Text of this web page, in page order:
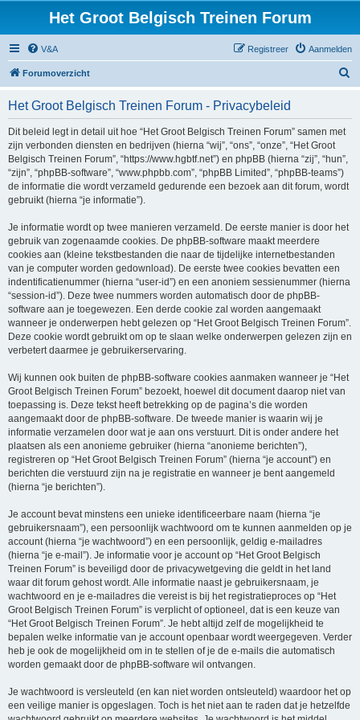
Het Groot Belgisch Treinen Forum
V&A Aanmelden
Registreer
Forumoverzicht
Het Groot Belgisch Treinen Forum - Privacybeleid
Dit beleid legt in detail uit hoe “Het Groot Belgisch Treinen Forum” samen met
zijn verbonden diensten en bedrijven (hierna “wij”, “ons”, “onze”, “Het Groot
Belgisch Treinen Forum”, “https://www.hgbtf.net”) en phpBB (hierna “zij”, “hun”,
“zijn”, “phpBB-software”, “www.phpbb.com”, “phpBB Limited”, “phpBB-teams”)
de informatie die wordt verzameld gedurende een bezoek aan dit forum, wordt
gebruikt (hierna “je informatie”).
Je informatie wordt op twee manieren verzameld. De eerste manier is door het
gebruik van zogenaamde cookies. De phpBB-software maakt meerdere
cookies aan (kleine tekstbestanden die naar de tijdelijke internetbestanden
van je computer worden gedownload). De eerste twee cookies bevatten een
indentificatienummer (hierna “user-id”) en een anoniem sessienummer (hierna
“session-id”). Deze twee nummers worden automatisch door de phpBB-
software aan je toegewezen. Een derde cookie zal worden aangemaakt
wanneer je onderwerpen hebt gelezen op “Het Groot Belgisch Treinen Forum”.
Deze cookie wordt gebruikt om op te slaan welke onderwerpen gelezen zijn en
verbetert daarmee je gebruikerservaring.
Wij kunnen ook buiten de phpBB-software cookies aanmaken wanneer je “Het
Groot Belgisch Treinen Forum” bezoekt, hoewel dit document daarop niet van
toepassing is. Deze tekst heeft betrekking op de pagina’s die worden
aangemaakt door de phpBB-software. De tweede manier is waarin wij je
informatie verzamelen door wat je aan ons verstuurt. Dit is onder andere het
plaatsen als een anonieme gebruiker (hierna “anonieme berichten”),
registreren op “Het Groot Belgisch Treinen Forum” (hierna “je account”) en
berichten die verstuurd zijn na je registratie en wanneer je bent aangemeld
(hierna “je berichten”).
Je account bevat minstens een unieke identificeerbare naam (hierna “je
gebruikersnaam”), een persoonlijk wachtwoord om te kunnen aanmelden op je
account (hierna “je wachtwoord”) en een persoonlijk, geldig e-mailadres
(hierna “je e-mail”). Je informatie voor je account op “Het Groot Belgisch
Treinen Forum” is beveiligd door de privacywetgeving die geldt in het land
waar dit forum gehost wordt. Alle informatie naast je gebruikersnaam, je
wachtwoord en je e-mailadres die vereist is bij het registratieproces op “Het
Groot Belgisch Treinen Forum” is verplicht of optioneel, dat is een keuze van
“Het Groot Belgisch Treinen Forum”. Je hebt altijd zelf de mogelijkheid te
bepalen welke informatie van je account openbaar wordt weergegeven. Verder
heb je ook de mogelijkheid om in te stellen of je de e-mails die automatisch
worden gemaakt door de phpBB-software wil ontvangen.
Je wachtwoord is versleuteld (en kan niet worden ontsleuteld) waardoor het op
een veilige manier is opgeslagen. Toch is het niet aan te raden dat je hetzelfde